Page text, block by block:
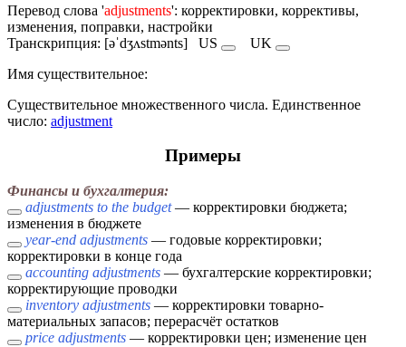
Перевод слова 'adjustments': корректировки, коррективы,
изменения, поправки, настройки
Транскрипция: [əˈdʒʌstmənts] US
UK
Имя cуществительное:
Существительное множественного числа. Единственное
число: adjustment
Примеры
Финансы и бухгалтерия:
adjustments to the budget— корректировки бюджета;
изменения в бюджете
year-end adjustments — годовые корректировки;
корректировки в конце года
accounting adjustments — бухгалтерские корректировки;
корректирующие проводки
inventory adjustments — корректировки товарно-
материальных запасов; перерасчёт остатков
price adjustments — корректировки цен; изменение цен